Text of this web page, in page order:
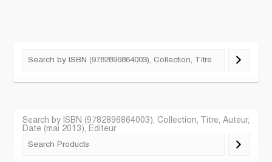
Search by ISBN (9782896864003), Collection, Titre, Auteur,
Date (mai 2013), Editeur